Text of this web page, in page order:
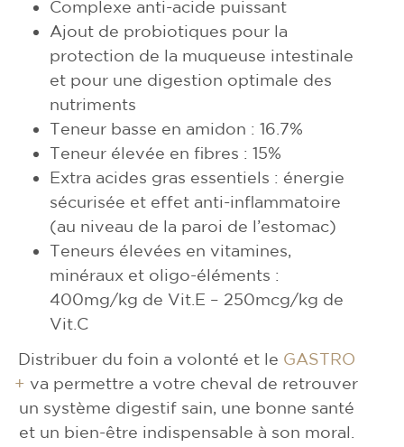
Complexe anti-acide puissant
Ajout de probiotiques pour la
protection de la muqueuse intestinale
et pour une digestion optimale des
nutriments
Teneur basse en amidon : 16.7%
Teneur élevée en fibres : 15%
Extra acides gras essentiels : énergie
sécurisée et effet anti-inflammatoire
(au niveau de la paroi de l’estomac)
Teneurs élevées en vitamines,
minéraux et oligo-éléments :
400mg/kg de Vit.E – 250mcg/kg de
Vit.C
Distribuer du foin a volonté et le GASTRO
+ va permettre a votre cheval de retrouver
un système digestif sain, une bonne santé
et un bien-être indispensable à son moral.